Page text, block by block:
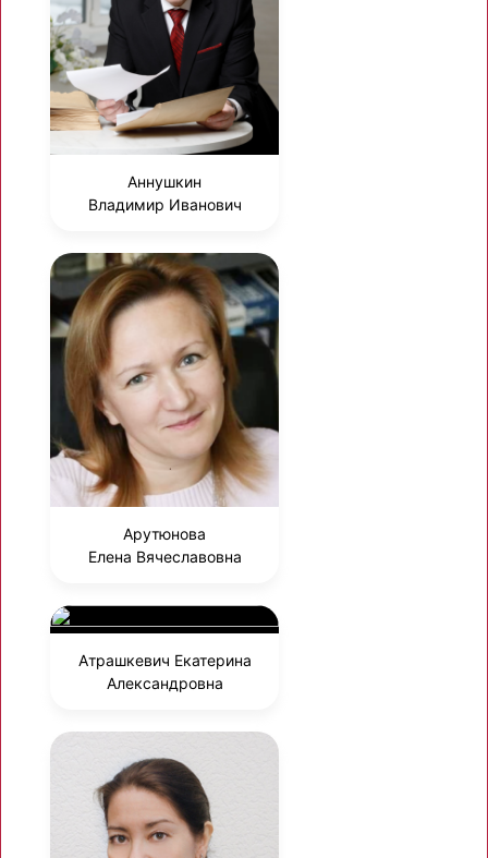
Аннушкин
Владимир Иванович
Арутюнова
Елена Вячеславовна
Атрашкевич Екатерина
Александровна